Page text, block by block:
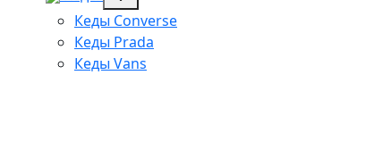
Кеды Converse
Кеды Prada
Кеды Vans